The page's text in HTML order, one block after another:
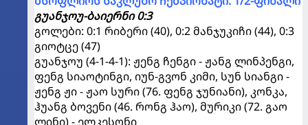
გუანჯოუ-ბაიერნი 0:3
გოლები: 0:1 რიბერი (40), 0:2 მანჯუკიჩი (44), 0:3
გიოტცე (47)
გუანჯოუ (4-1-4-1): ჟენგ ჩენგი - ჟანგ ლინპენგი,
ფენგ სიაოტინგი, იუნ-გვონ კიმი, სუნ სიანგი -
ჟენგ ჟი - ჟაო სური (76. ფენგ ჯუნიანი), კონკა,
ჰუანგ ბოვენი (46. რონგ ჰაო), მურიკი (72. გაო
ლინი) - ელკესონი